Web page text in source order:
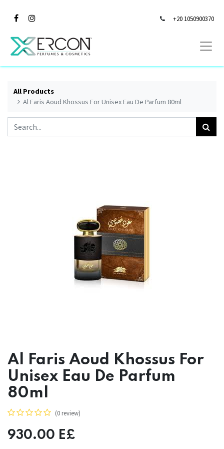
+20 1050900370
All Products
Al Faris Aoud Khossus For Unisex Eau De Parfum 80ml
Al Faris Aoud Khossus For
Unisex Eau De Parfum
80ml
(0 review)
930.00 E£